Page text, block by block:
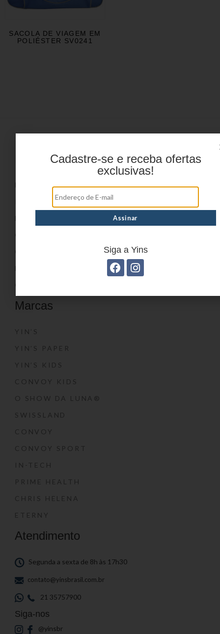
SACOLA DE VIAGEM EM
POLIÉSTER SV0241
PRODUTOS
DÚVIDAS FREQUENTES
Marcas
YIN’S
YIN’S PAPER
YIN’S KIDS
CONVOY KIDS
O SHOW DA LUNA®
SWISSLAND
CONVOY
CONVOY SPORT
IN-TECH
PRIME HEALTH
CHRIS HELENA
ETERNY
Atendimento
Segunda a sexta de 8h às 17h30
contato@yinsbrasil.com.br
21 35757900
Siga-nos
@yinsbr
Cadastre-se e receba ofertas
exclusivas!
Siga a Yins